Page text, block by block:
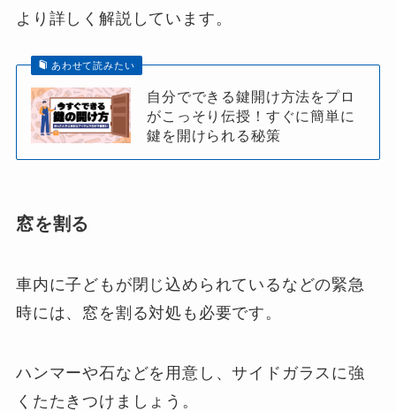
より詳しく解説しています。
あわせて読みたい
自分でできる鍵開け方法をプロ
がこっそり伝授！すぐに簡単に
鍵を開けられる秘策
窓を割る
車内に子どもが閉じ込められているなどの緊急
時には、窓を割る対処も必要です。
ハンマーや石などを用意し、サイドガラスに強
くたたきつけましょう。